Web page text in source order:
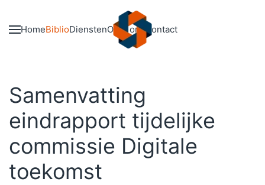
Skip to main content
HomeBiblioDienstenOver onsContact
Samenvatting
eindrapport tijdelijke
commissie Digitale
toekomst